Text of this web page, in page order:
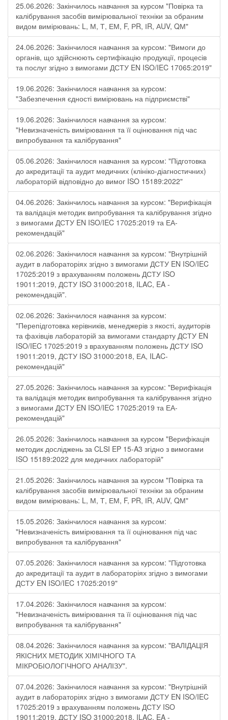
25.06.2026: Закінчилось навчання за курсом "Повірка та
калібрування засобів вимірювальної техніки за обраним
видом вимірювань: L, М, Т, ЕМ, F, РR, ІR, АUV, QМ"
24.06.2026: Закінчилося навчання за курсом: "Вимоги до
органів, що здійснюють сертифікацію продукції, процесів
та послуг згідно з вимогами ДСТУ EN ISO/IEC 17065:2019"
19.06.2026: Закінчилося навчання за курсом:
"Забезпечення єдності вимірювань на підприємстві"
19.06.2026: Закінчилося навчання за курсом:
"Невизначеність вимірювання та її оцінювання під час
випробування та калібрування"
05.06.2026: Закінчилося навчання за курсом: "Підготовка
до акредитації та аудит медичних (клініко-діагностичних)
лабораторій відповідно до вимог ISO 15189:2022"
04.06.2026: Закінчилось навчання за курсом: "Верифікація
та валідація методик випробування та калібрування згідно
з вимогами ДСТУ EN ISO/IEC 17025:2019 та ЕА-
рекомендацій"
02.06.2026: Закінчилося навчання за курсом: "Внутрішній
аудит в лабораторіях згідно з вимогами ДСТУ EN ISO/IEC
17025:2019 з врахуванням положень ДСТУ ISO
19011:2019, ДСТУ ISO 31000:2018, ILAC, EA -
рекомендацій".
02.06.2026: Закінчилося навчання за курсом:
"Перепідготовка керівників, менеджерів з якості, аудиторів
та фахівців лабораторій за вимогами стандарту ДСТУ EN
ISO/IEC 17025:2019 з врахуванням положень ДСТУ ISO
19011:2019, ДСТУ ISO 31000:2018, ЕА, ILAC-
рекомендацій"
27.05.2026: Закінчилось навчання за курсом: "Верифікація
та валідація методик випробування та калібрування згідно
з вимогами ДСТУ EN ISO/IEC 17025:2019 та ЕА-
рекомендацій"
26.05.2026: Закінчилось навчання за курсом "Верифікація
методик досліджень за CLSI EP 15-A3 згідно з вимогами
ISO 15189:2022 для медичних лабораторій"
21.05.2026: Закінчилось навчання за курсом "Повірка та
калібрування засобів вимірювальної техніки за обраним
видом вимірювань: L, М, Т, ЕМ, F, РR, ІR, АUV, QМ"
15.05.2026: Закінчилося навчання за курсом:
"Невизначеність вимірювання та її оцінювання під час
випробування та калібрування"
07.05.2026: Закінчилося навчання за курсом: "Підготовка
до акредитації та аудит в лабораторіях згідно з вимогами
ДСТУ EN ISO/IEC 17025:2019"
17.04.2026: Закінчилося навчання за курсом:
"Невизначеність вимірювання та її оцінювання під час
випробування та калібрування"
08.04.2026: Закінчилося навчання за курсом: "ВАЛІДАЦІЯ
ЯКІСНИХ МЕТОДИК ХІМІЧНОГО ТА
МІКРОБІОЛОГІЧНОГО АНАЛІЗУ".
07.04.2026: Закінчилося навчання за курсом: "Внутрішній
аудит в лабораторіях згідно з вимогами ДСТУ EN ISO/IEC
17025:2019 з врахуванням положень ДСТУ ISO
19011:2019, ДСТУ ISO 31000:2018, ILAC, EA -